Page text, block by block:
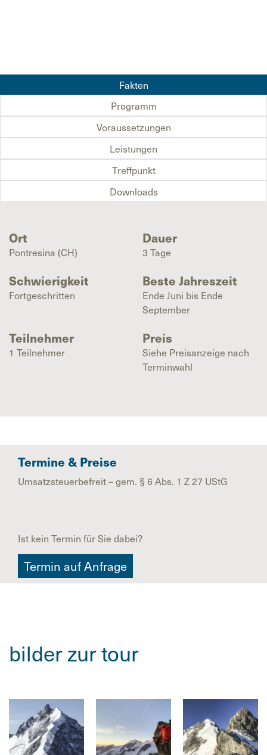
Fakten
Programm
Voraussetzungen
Leistungen
Treffpunkt
Downloads
Ort
Pontresina (CH)
Dauer
3 Tage
Schwierigkeit
Fortgeschritten
Beste Jahreszeit
Ende Juni bis Ende
September
Teilnehmer
1 Teilnehmer
Preis
Siehe Preisanzeige nach
Terminwahl
Termine & Preise
Umsatzsteuerbefreit – gem. § 6 Abs. 1 Z 27 UStG
Ist kein Termin für Sie dabei?
Termin auf Anfrage
bilder zur tour